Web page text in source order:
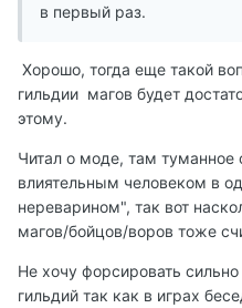
в первый раз.
Хорошо, тогда еще такой
гильдии магов будет
этому.
Читал о моде, там туманное
влиятельным человеком в
нереварином", так вот
магов/бойцов/воров тоже
Не хочу форсировать
гильдий так как в играх